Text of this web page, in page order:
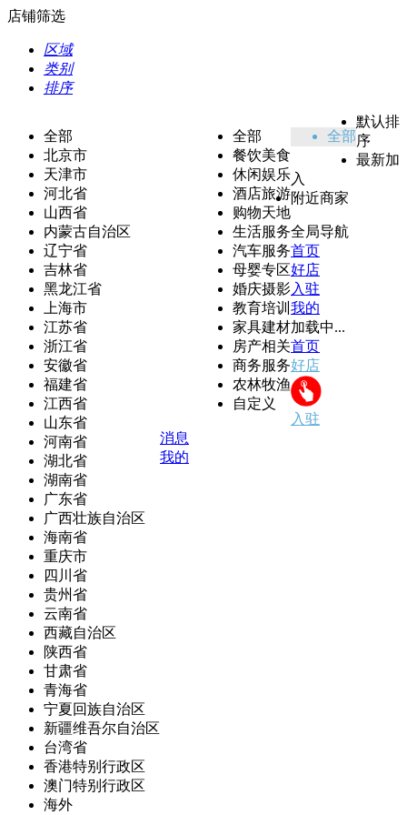
店铺筛选
区域
类别
排序
全部
北京市
天津市
河北省
山西省
内蒙古自治区
辽宁省
吉林省
黑龙江省
上海市
江苏省
浙江省
安徽省
福建省
江西省
山东省
河南省
湖北省
湖南省
广东省
广西壮族自治区
海南省
重庆市
四川省
贵州省
云南省
西藏自治区
陕西省
甘肃省
青海省
宁夏回族自治区
新疆维吾尔自治区
台湾省
香港特别行政区
澳门特别行政区
海外
全部
餐饮美食
休闲娱乐
酒店旅游
购物天地
生活服务
汽车服务
母婴专区
婚庆摄影
教育培训
家具建材
房产相关
商务服务
农林牧渔
自定义
全部
默认排
序
最新加
入
附近商家
全局导航
首页
好店
入驻
我的
加载中...
首页
好店
入驻
消息
我的